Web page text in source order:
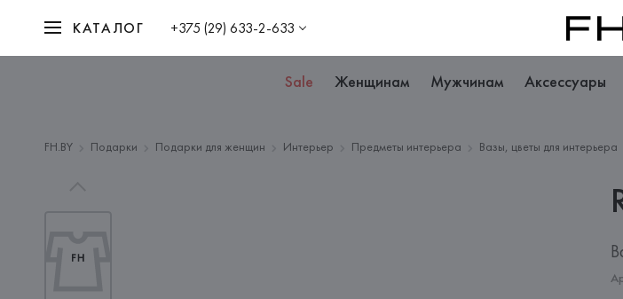
КАТАЛОГ +375 (29) 633-2-633
Sale Женщинам Мужчинам Аксессуары
FH.BY Подарки Подарки для женщин Интерьер Предметы интерьера Вазы, цветы для интерьера